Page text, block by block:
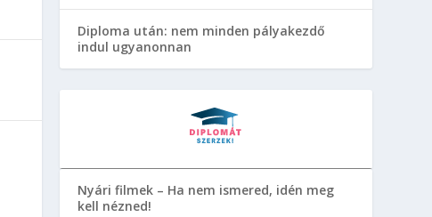
Diploma után: nem minden pályakezdő
indul ugyanonnan
Nyári filmek – Ha nem ismered, idén meg
kell nézned!